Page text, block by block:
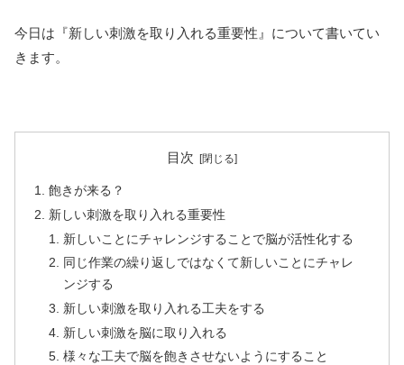
今日は『新しい刺激を取り入れる重要性』について書いてい
きます。
目次
飽きが来る？
新しい刺激を取り入れる重要性
新しいことにチャレンジすることで脳が活性化する
同じ作業の繰り返しではなくて新しいことにチャレ
ンジする
新しい刺激を取り入れる工夫をする
新しい刺激を脳に取り入れる
様々な工夫で脳を飽きさせないようにすること